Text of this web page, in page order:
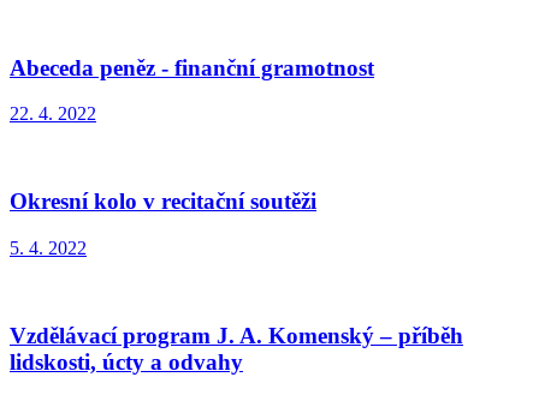
Abeceda peněz - finanční gramotnost
22. 4. 2022
Okresní kolo v recitační soutěži
5. 4. 2022
Vzdělávací program J. A. Komenský – příběh
lidskosti, úcty a odvahy